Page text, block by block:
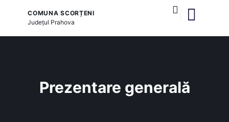
COMUNA SCORȚENI
Județul Prahova
Prezentare generală